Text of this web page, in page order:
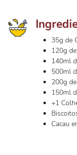
35g de
120g
140ml
500ml
200g
150ml
+1
Cacau